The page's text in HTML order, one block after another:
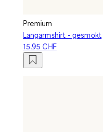
Premium
Langarmshirt - gesmokt
15.95 CHF